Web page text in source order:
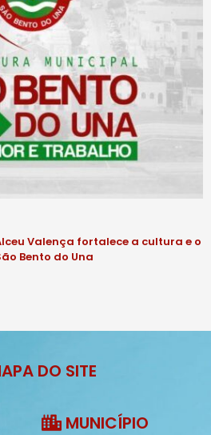
Valença fortalece a cultura e o
Bento do Una
DO SITE
MUNICÍPIO